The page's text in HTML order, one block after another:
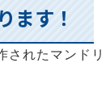
ます！
されたマンドリ